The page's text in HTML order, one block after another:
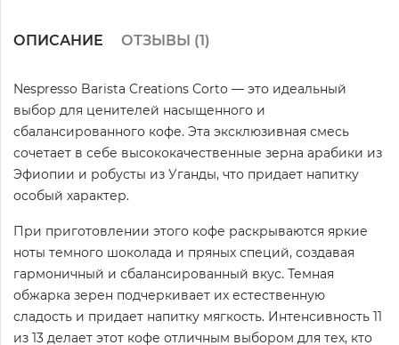
ОПИСАНИЕ ОТЗЫВЫ (1)
Nespresso Barista Creations Corto — это идеальный
выбор для ценителей насыщенного и
сбалансированного кофе. Эта эксклюзивная смесь
сочетает в себе высококачественные зерна арабики из
Эфиопии и робусты из Уганды, что придает напитку
особый характер.
При приготовлении этого кофе раскрываются яркие
ноты темного шоколада и пряных специй, создавая
гармоничный и сбалансированный вкус. Темная
обжарка зерен подчеркивает их естественную
сладость и придает напитку мягкость. Интенсивность 11
из 13 делает этот кофе отличным выбором для тех, кто